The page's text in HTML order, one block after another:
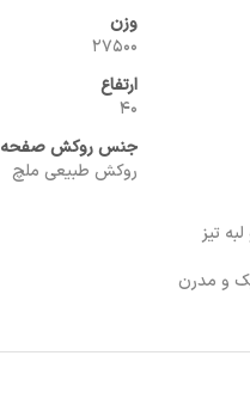
وزن
27500
ارتفاع
40
جنس روکش صفحه
روکش طبیعی ملچ
تیز
و مدرن